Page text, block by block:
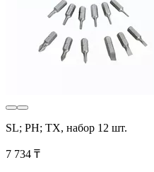
SL; PH; TX, набор 12 шт.
7 734 ₸